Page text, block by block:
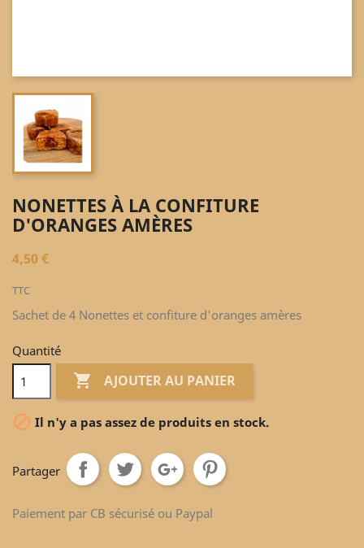
NONETTES À LA CONFITURE
D'ORANGES AMÈRES
4,50 €
TTC
Sachet de 4 Nonettes et confiture d'oranges amères
Quantité
 AJOUTER AU PANIER
 Il n'y a pas assez de produits en stock.
Partager
Paiement par CB sécurisé ou Paypal